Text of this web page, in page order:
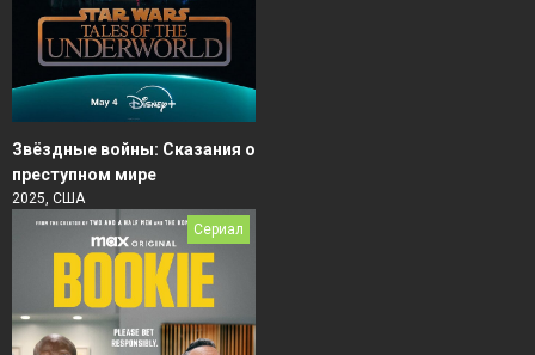
Звёздные войны: Сказания о
преступном мире
2025, США
Сериал